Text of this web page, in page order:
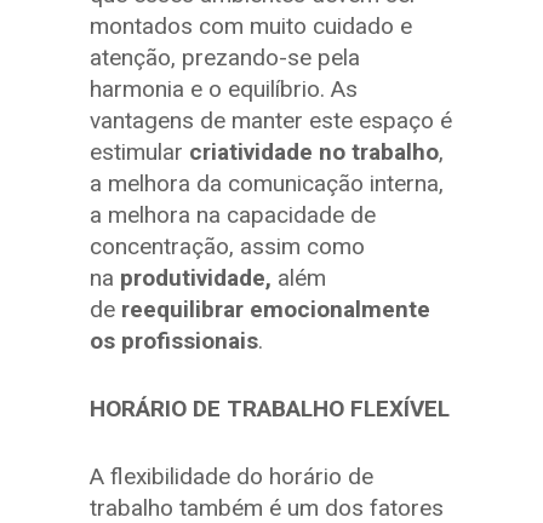
montados com muito cuidado e
atenção, prezando-se pela
harmonia e o equilíbrio. As
vantagens de manter este espaço é
estimular criatividade no trabalho,
a melhora da comunicação interna,
a melhora na capacidade de
concentração, assim como
na produtividade, além
de reequilibrar emocionalmente
os profissionais.
HORÁRIO DE TRABALHO FLEXÍVEL
A flexibilidade do horário de
trabalho também é um dos fatores